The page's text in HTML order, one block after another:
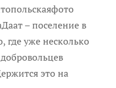
– поселение в
уже несколько
это на